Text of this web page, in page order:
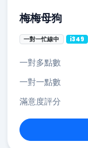
梅梅母狗
一對一忙線中 i349
一對多點數
一對一點數
滿意度評分